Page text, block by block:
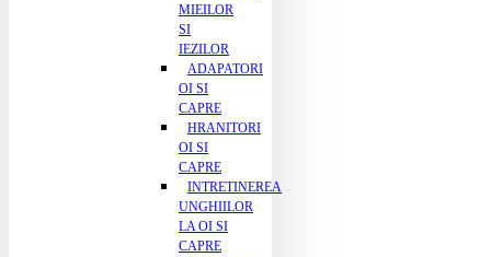
MIEILOR
SI
IEZILOR
ADAPATORI
OI SI
CAPRE
HRANITORI
OI SI
CAPRE
INTRETINEREA
UNGHIILOR
LA OI SI
CAPRE